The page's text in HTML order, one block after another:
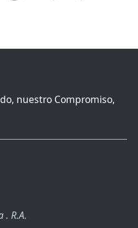
nuestro Compromiso,
. R.A.